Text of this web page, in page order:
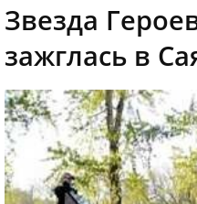
Звезда
зажглась в